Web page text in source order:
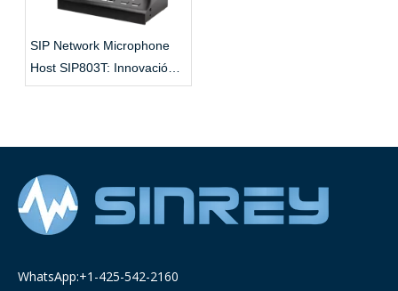
SIP Network Microphone
Host SIP803T: Innovación
inteligente para la
WhatsApp:+1-425-542-2160